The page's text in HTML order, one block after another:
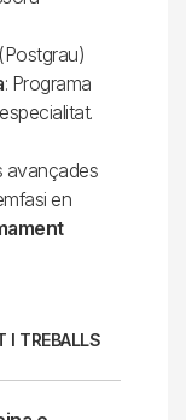
: Programa
avançades
en
I TREBALLS